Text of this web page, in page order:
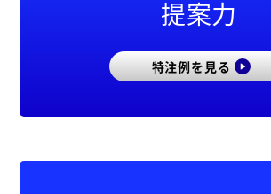
提案力
特注例を見る